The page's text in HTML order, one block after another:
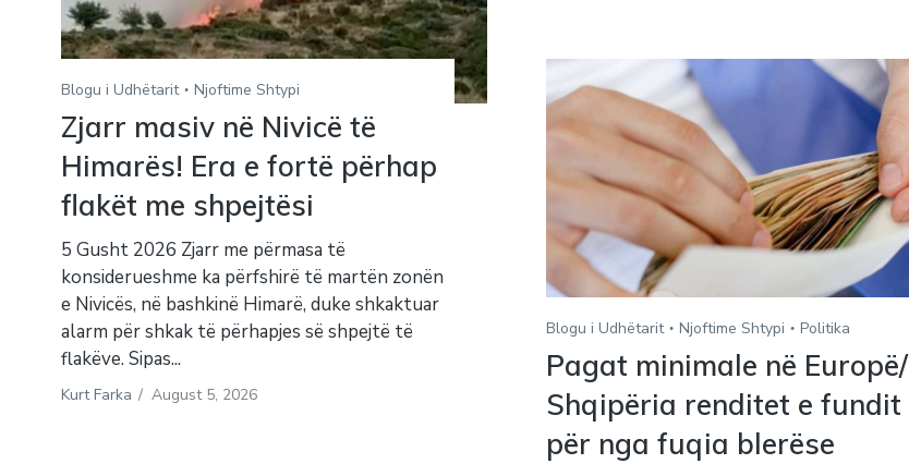
Blogu i Udhëtarit Njoftime Shtypi
Zjarr masiv në Nivicë të
Himarës! Era e fortë përhap
flakët me shpejtësi
5 Gusht 2026 Zjarr me përmasa të
konsiderueshme ka përfshirë të martën zonën
e Nivicës, në bashkinë Himarë, duke shkaktuar
alarm për shkak të përhapjes së shpejtë të
flakëve. Sipas...
Kurt Farka / August 5, 2026
Blogu i Udhëtarit Njoftime Shtypi Politika
Pagat minimale në Europë/
Shqipëria renditet e fundit
për nga fuqia blerëse